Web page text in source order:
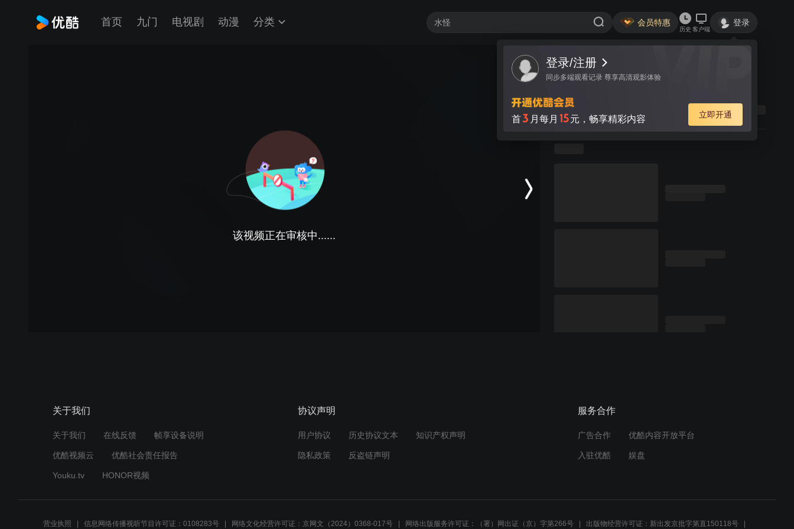
首页 九门 电视剧 动漫 分类 会员特惠
历史 客户端
登录
登录/注册
同步多端观看记录 尊享高清观影体验
首3 月每月 15元，畅享精彩内容 立即开通
该视频正在审核中......
关于我们
关于我们 在线反馈 帧享设备说明
优酷视频云 优酷社会责任报告
Youku.tv HONOR视频
协议声明
用户协议 历史协议文本 知识产权声明
隐私政策 反盗链声明
服务合作
广告合作 优酷内容开放平台
入驻优酷 娱盘
营业执照 信息网络传播视听节目许可证：0108283号 网络文化经营许可证：京网文（2024）0368-017号 网络出版服务许可证：（署）网出证（京）字第266号 出版物经营许可证：新出发京批字第直150118号